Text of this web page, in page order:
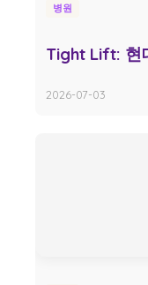
병원
Tight Lift: 현
2026-07-03